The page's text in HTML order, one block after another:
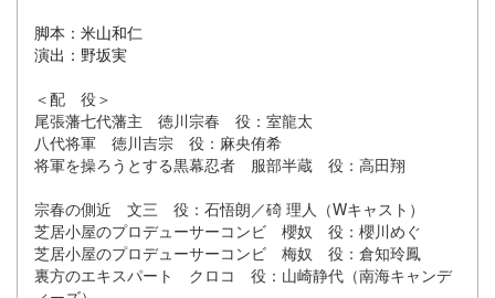
脚本：米山和仁
演出：野坂実
＜配 役＞
尾張藩七代藩主 徳川宗春 役：室龍太
八代将軍 徳川吉宗 役：麻央侑希
将軍を操ろうとする黒幕忍者 服部半蔵 役：高田翔
宗春の側近 文三 役：石悟朗／碕 理人（Wキャスト）
芝居小屋のプロデューサーコンビ 櫻奴 役：櫻川めぐ
芝居小屋のプロデューサーコンビ 梅奴 役：倉知玲鳳
裏方のエキスパート クロコ 役：山崎静代（南海キャンデ